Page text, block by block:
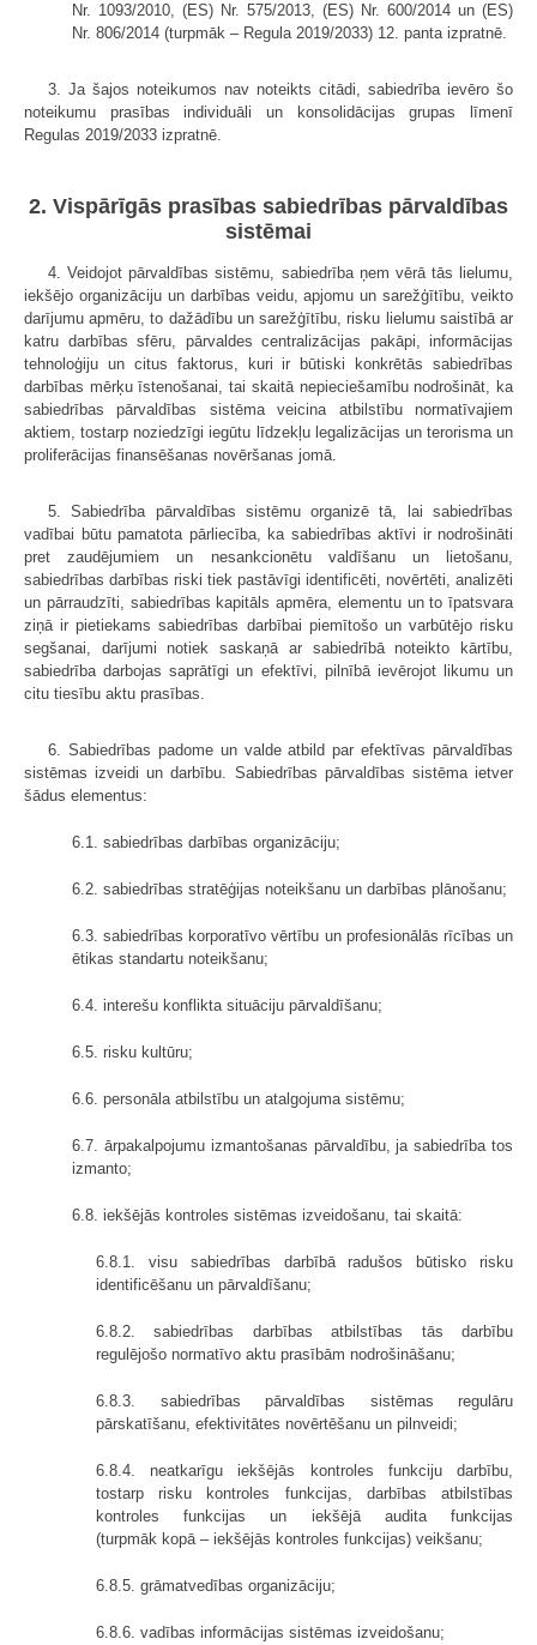
Nr. 1093/2010, (ES) Nr. 575/2013, (ES) Nr. 600/2014 un (ES)
Nr. 806/2014 (turpmāk – Regula 2019/2033) 12. panta izpratnē.
3. Ja šajos noteikumos nav noteikts citādi, sabiedrība ievēro šo
noteikumu prasības individuāli un konsolidācijas grupas līmenī
Regulas 2019/2033 izpratnē.
2. Vispārīgās prasības sabiedrības pārvaldības
sistēmai
4. Veidojot pārvaldības sistēmu, sabiedrība ņem vērā tās lielumu,
iekšējo organizāciju un darbības veidu, apjomu un sarežģītību, veikto
darījumu apmēru, to dažādību un sarežģītību, risku lielumu saistībā ar
katru darbības sfēru, pārvaldes centralizācijas pakāpi, informācijas
tehnoloģiju un citus faktorus, kuri ir būtiski konkrētās sabiedrības
darbības mērķu īstenošanai, tai skaitā nepieciešamību nodrošināt, ka
sabiedrības pārvaldības sistēma veicina atbilstību normatīvajiem
aktiem, tostarp noziedzīgi iegūtu līdzekļu legalizācijas un terorisma un
proliferācijas finansēšanas novēršanas jomā.
5. Sabiedrība pārvaldības sistēmu organizē tā, lai sabiedrības
vadībai būtu pamatota pārliecība, ka sabiedrības aktīvi ir nodrošināti
pret zaudējumiem un nesankcionētu valdīšanu un lietošanu,
sabiedrības darbības riski tiek pastāvīgi identificēti, novērtēti, analizēti
un pārraudzīti, sabiedrības kapitāls apmēra, elementu un to īpatsvara
ziņā ir pietiekams sabiedrības darbībai piemītošo un varbūtējo risku
segšanai, darījumi notiek saskaņā ar sabiedrībā noteikto kārtību,
sabiedrība darbojas saprātīgi un efektīvi, pilnībā ievērojot likumu un
citu tiesību aktu prasības.
6. Sabiedrības padome un valde atbild par efektīvas pārvaldības
sistēmas izveidi un darbību. Sabiedrības pārvaldības sistēma ietver
šādus elementus:
6.1. sabiedrības darbības organizāciju;
6.2. sabiedrības stratēģijas noteikšanu un darbības plānošanu;
6.3. sabiedrības korporatīvo vērtību un profesionālās rīcības un
ētikas standartu noteikšanu;
6.4. interešu konflikta situāciju pārvaldīšanu;
6.5. risku kultūru;
6.6. personāla atbilstību un atalgojuma sistēmu;
6.7. ārpakalpojumu izmantošanas pārvaldību, ja sabiedrība tos
izmanto;
6.8. iekšējās kontroles sistēmas izveidošanu, tai skaitā:
6.8.1. visu sabiedrības darbībā radušos būtisko risku
identificēšanu un pārvaldīšanu;
6.8.2. sabiedrības darbības atbilstības tās darbību
regulējošo normatīvo aktu prasībām nodrošināšanu;
6.8.3. sabiedrības pārvaldības sistēmas regulāru
pārskatīšanu, efektivitātes novērtēšanu un pilnveidi;
6.8.4. neatkarīgu iekšējās kontroles funkciju darbību,
tostarp risku kontroles funkcijas, darbības atbilstības
kontroles funkcijas un iekšējā audita funkcijas
(turpmāk kopā – iekšējās kontroles funkcijas) veikšanu;
6.8.5. grāmatvedības organizāciju;
6.8.6. vadības informācijas sistēmas izveidošanu;